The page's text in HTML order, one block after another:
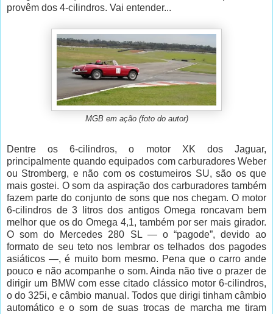
provêm dos 4-cilindros. Vai entender...
MGB em ação (foto do autor)
Dentre os 6-cilindros, o motor XK dos Jaguar,
principalmente quando equipados com carburadores Weber
ou Stromberg, e não com os costumeiros SU, são os que
mais gostei. O som da aspiração dos carburadores também
fazem parte do conjunto de sons que nos chegam. O motor
6-cilindros de 3 litros dos antigos Omega roncavam bem
melhor que os do Omega 4,1, também por ser mais girador.
O som do Mercedes 280 SL — o “pagode”, devido ao
formato de seu teto nos lembrar os telhados dos pagodes
asiáticos —, é muito bom mesmo. Pena que o carro ande
pouco e não acompanhe o som. Ainda não tive o prazer de
dirigir um BMW com esse citado clássico motor 6-cilindros,
o do 325i, e câmbio manual. Todos que dirigi tinham câmbio
automático e o som de suas trocas de marcha me tiram